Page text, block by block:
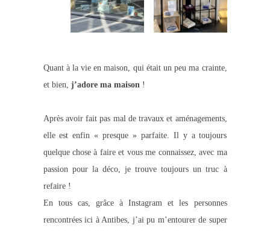
Quant à la vie en maison, qui était un peu ma crainte,
et bien, j’adore ma maison !
Après avoir fait pas mal de travaux et aménagements,
elle est enfin « presque » parfaite. Il y a toujours
quelque chose à faire et vous me connaissez, avec ma
passion pour la déco, je trouve toujours un truc à
refaire !
En tous cas, grâce à Instagram et les personnes
rencontrées ici à Antibes, j’ai pu m’entourer de super